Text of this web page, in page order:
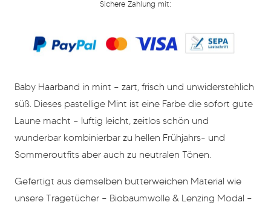
Sichere Zahlung mit:
Baby Haarband in mint – zart, frisch und unwiderstehlich
süß. Dieses pastellige Mint ist eine Farbe die sofort gute
Laune macht – luftig leicht, zeitlos schön und
wunderbar kombinierbar zu hellen Frühjahrs- und
Sommeroutfits aber auch zu neutralen Tönen.
Gefertigt aus demselben butterweichen Material wie
unsere Tragetücher – Biobaumwolle & Lenzing Modal –